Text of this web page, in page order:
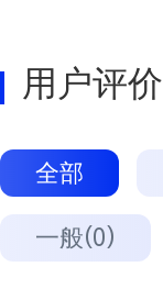
用户评价
全部
一般(0)